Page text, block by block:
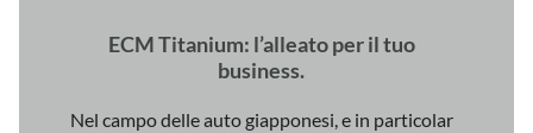
ECM Titanium: l’alleato per il tuo
business.
Nel campo delle auto giapponesi, e in particolar